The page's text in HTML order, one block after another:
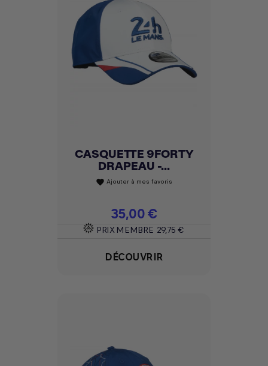
CASQUETTE 9FORTY
DRAPEAU -...
favorite Ajouter à mes favoris
Prix
35,00 €
PRIX MEMBRE 29,75 €
DÉCOUVRIR